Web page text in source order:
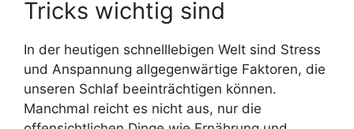
Tricks wichtig sind
In der heutigen schnelllebigen Welt sind Stress
und Anspannung allgegenwärtige Faktoren, die
unseren Schlaf beeinträchtigen können.
Manchmal reicht es nicht aus, nur die